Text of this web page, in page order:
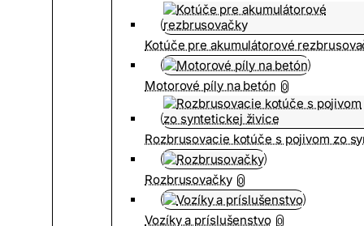
Kotúče pre akumulátorové
Motorové píly na betón 0
Rozbrusovacie kotúče s pojivom zo
Rozbrusovačky 0
Vozíky a príslušenstvo 0